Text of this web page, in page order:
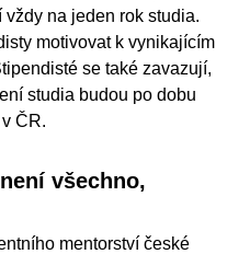
na jeden rok studia.
motivovat k vynikajícím
se také zavazují,
studia budou po dobu
ČR.
všechno,
mentorství české